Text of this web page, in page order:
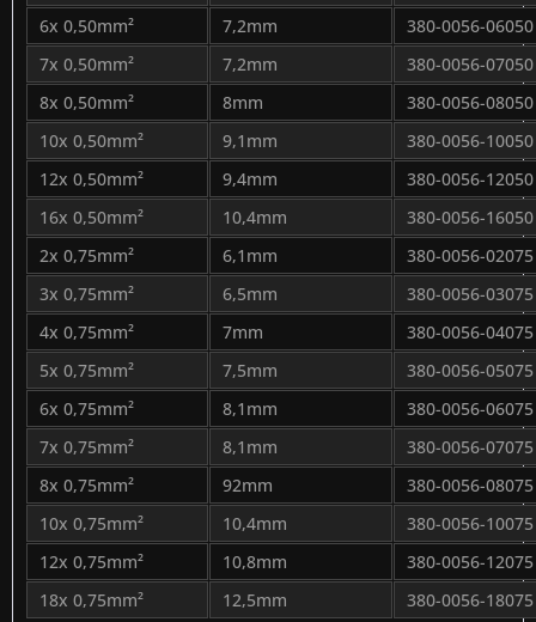
6x 0,50mm²
7,2mm
380-0056-06050
7x 0,50mm²
7,2mm
380-0056-07050
8x 0,50mm²
8mm
380-0056-08050
10x 0,50mm²
9,1mm
380-0056-10050
12x 0,50mm²
9,4mm
380-0056-12050
16x 0,50mm²
10,4mm
380-0056-16050
2x 0,75mm²
6,1mm
380-0056-02075
3x 0,75mm²
6,5mm
380-0056-03075
4x 0,75mm²
7mm
380-0056-04075
5x 0,75mm²
7,5mm
380-0056-05075
6x 0,75mm²
8,1mm
380-0056-06075
7x 0,75mm²
8,1mm
380-0056-07075
8x 0,75mm²
92mm
380-0056-08075
10x 0,75mm²
10,4mm
380-0056-10075
12x 0,75mm²
10,8mm
380-0056-12075
18x 0,75mm²
12,5mm 380-0056-18075